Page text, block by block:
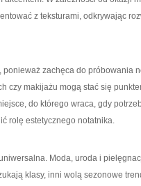
z teksturami, odkrywając
zachęca do próbowania
czy makijażu mogą stać się
do którego wraca, gdy
rolę estetycznego notatnika.
Moda, uroda i
klasy, inni wolą sezonowe